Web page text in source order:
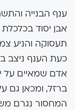
ענף הבנייה
אבן יסוד
תעסוקה והניע
כעת הענף ניצב
אדם שמאיים על
ברזל, ומכאן גם
המחסור נגרם